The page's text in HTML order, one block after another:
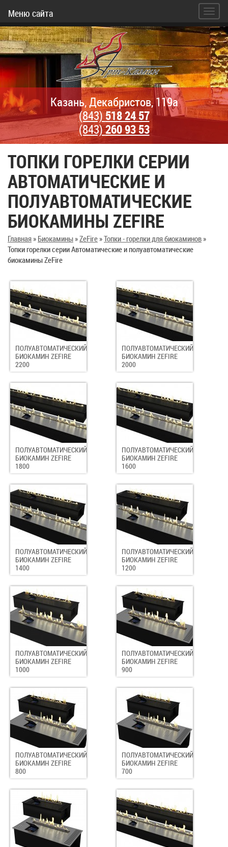
Меню сайта
Казань, Декабристов, 119а
(843)518 24 57
(843)260 93 53
ТОПКИ ГОРЕЛКИ СЕРИИ
АВТОМАТИЧЕСКИЕ И
ПОЛУАВТОМАТИЧЕСКИЕ
БИОКАМИНЫ ZEFIRE
Главная» Биокамины»ZeFire»Топки - горелки для биокаминов»
Топки горелки серии Автоматические и полуавтоматические
биокамины ZeFire
ПОЛУАВТОМАТИЧЕСКИЙ
БИОКАМИН ZEFIRE
2200
ПОЛУАВТОМАТИЧЕСКИЙ
БИОКАМИН ZEFIRE
2000
ПОЛУАВТОМАТИЧЕСКИЙ
БИОКАМИН ZEFIRE
1800
ПОЛУАВТОМАТИЧЕСКИЙ
БИОКАМИН ZEFIRE
1600
ПОЛУАВТОМАТИЧЕСКИЙ
БИОКАМИН ZEFIRE
1400
ПОЛУАВТОМАТИЧЕСКИЙ
БИОКАМИН ZEFIRE
1200
ПОЛУАВТОМАТИЧЕСКИЙ
БИОКАМИН ZEFIRE
1000
ПОЛУАВТОМАТИЧЕСКИЙ
БИОКАМИН ZEFIRE
900
ПОЛУАВТОМАТИЧЕСКИЙ
БИОКАМИН ZEFIRE
800
ПОЛУАВТОМАТИЧЕСКИЙ
БИОКАМИН ZEFIRE
700